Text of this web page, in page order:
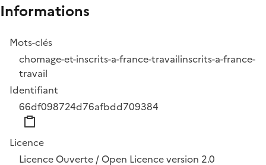
Informations
Mots-clés
chomage-et-inscrits-a-france-travailinscrits-a-france-
travail
Identifiant
66df098724d76afbdd709384
Licence
Licence Ouverte / Open Licence version 2.0